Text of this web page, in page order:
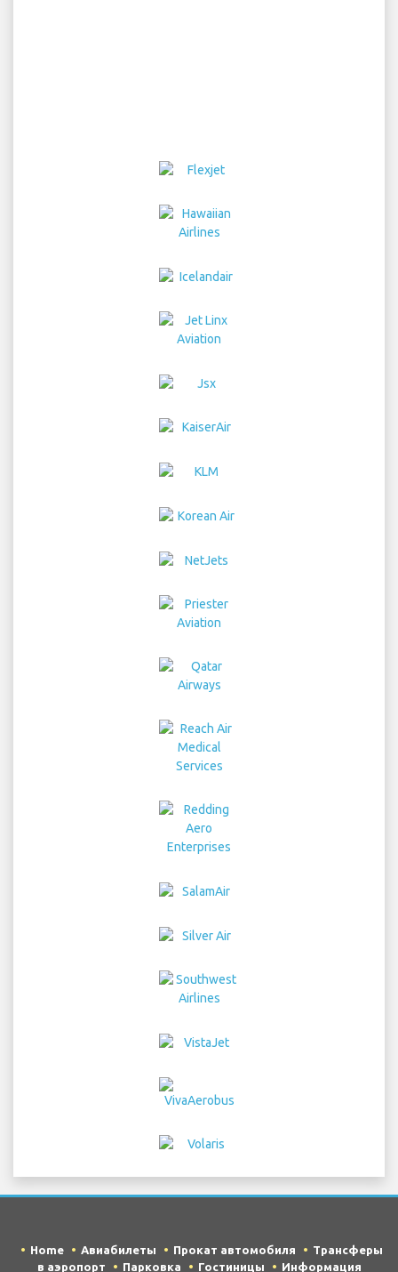
Home Авиабилеты Прокат автомобиля
Трансферы
в аэропорт
Парковка Гостиницы Информация